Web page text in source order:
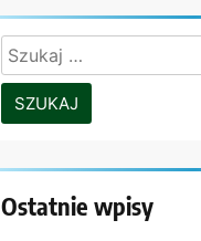
Szukaj:
Ostatnie wpisy